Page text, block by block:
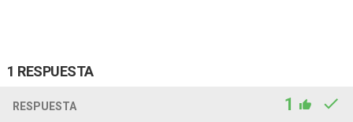
1 RESPUESTA
RESPUESTA 1